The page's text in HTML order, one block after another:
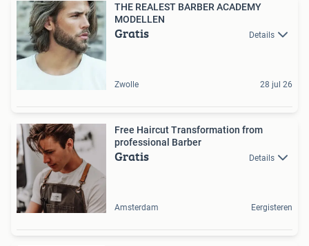
THE REALEST BARBER ACADEMY
MODELLEN
Gratis Details
Zwolle 28 jul 26
Free Haircut Transformation from
professional Barber
Gratis Details
Amsterdam Eergisteren